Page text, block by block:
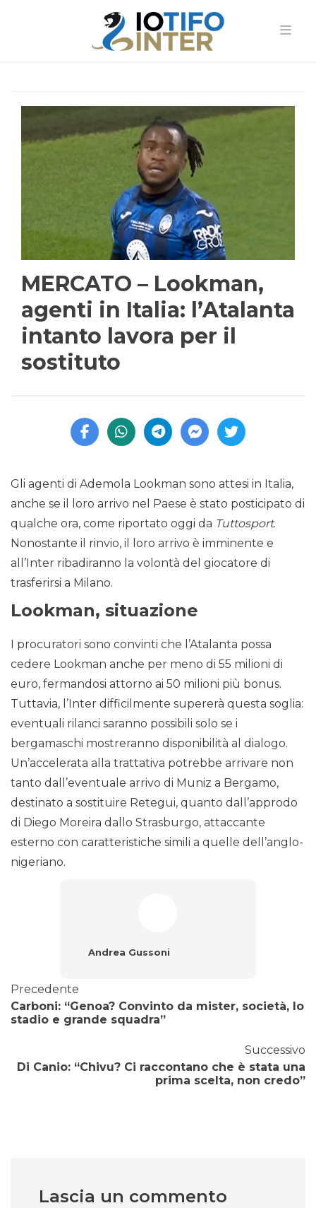
MERCATO – Lookman,
agenti in Italia: l’Atalanta
intanto lavora per il
sostituto
Gli agenti di Ademola Lookman sono attesi in Italia,
anche se il loro arrivo nel Paese è stato posticipato di
qualche ora, come riportato oggi da Tuttosport.
Nonostante il rinvio, il loro arrivo è imminente e
all’Inter ribadiranno la volontà del giocatore di
trasferirsi a Milano.
Lookman, situazione
I procuratori sono convinti che l’Atalanta possa
cedere Lookman anche per meno di 55 milioni di
euro, fermandosi attorno ai 50 milioni più bonus.
Tuttavia, l’Inter difficilmente supererà questa soglia:
eventuali rilanci saranno possibili solo se i
bergamaschi mostreranno disponibilità al dialogo.
Un’accelerata alla trattativa potrebbe arrivare non
tanto dall’eventuale arrivo di Muniz a Bergamo,
destinato a sostituire Retegui, quanto dall’approdo
di Diego Moreira dallo Strasburgo, attaccante
esterno con caratteristiche simili a quelle dell’anglo-
nigeriano.
Andrea Gussoni
Precedente
Carboni: “Genoa? Convinto da mister, società, lo
stadio e grande squadra”
Successivo
Di Canio: “Chivu? Ci raccontano che è stata una
prima scelta, non credo”
Lascia un commento